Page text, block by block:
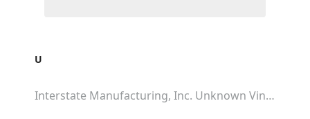
U
Interstate Manufacturing, Inc. Unknown Vin Lookup